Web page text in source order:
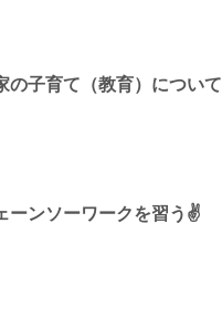
の子育て（教育）について
ーンソーワークを習う✌️